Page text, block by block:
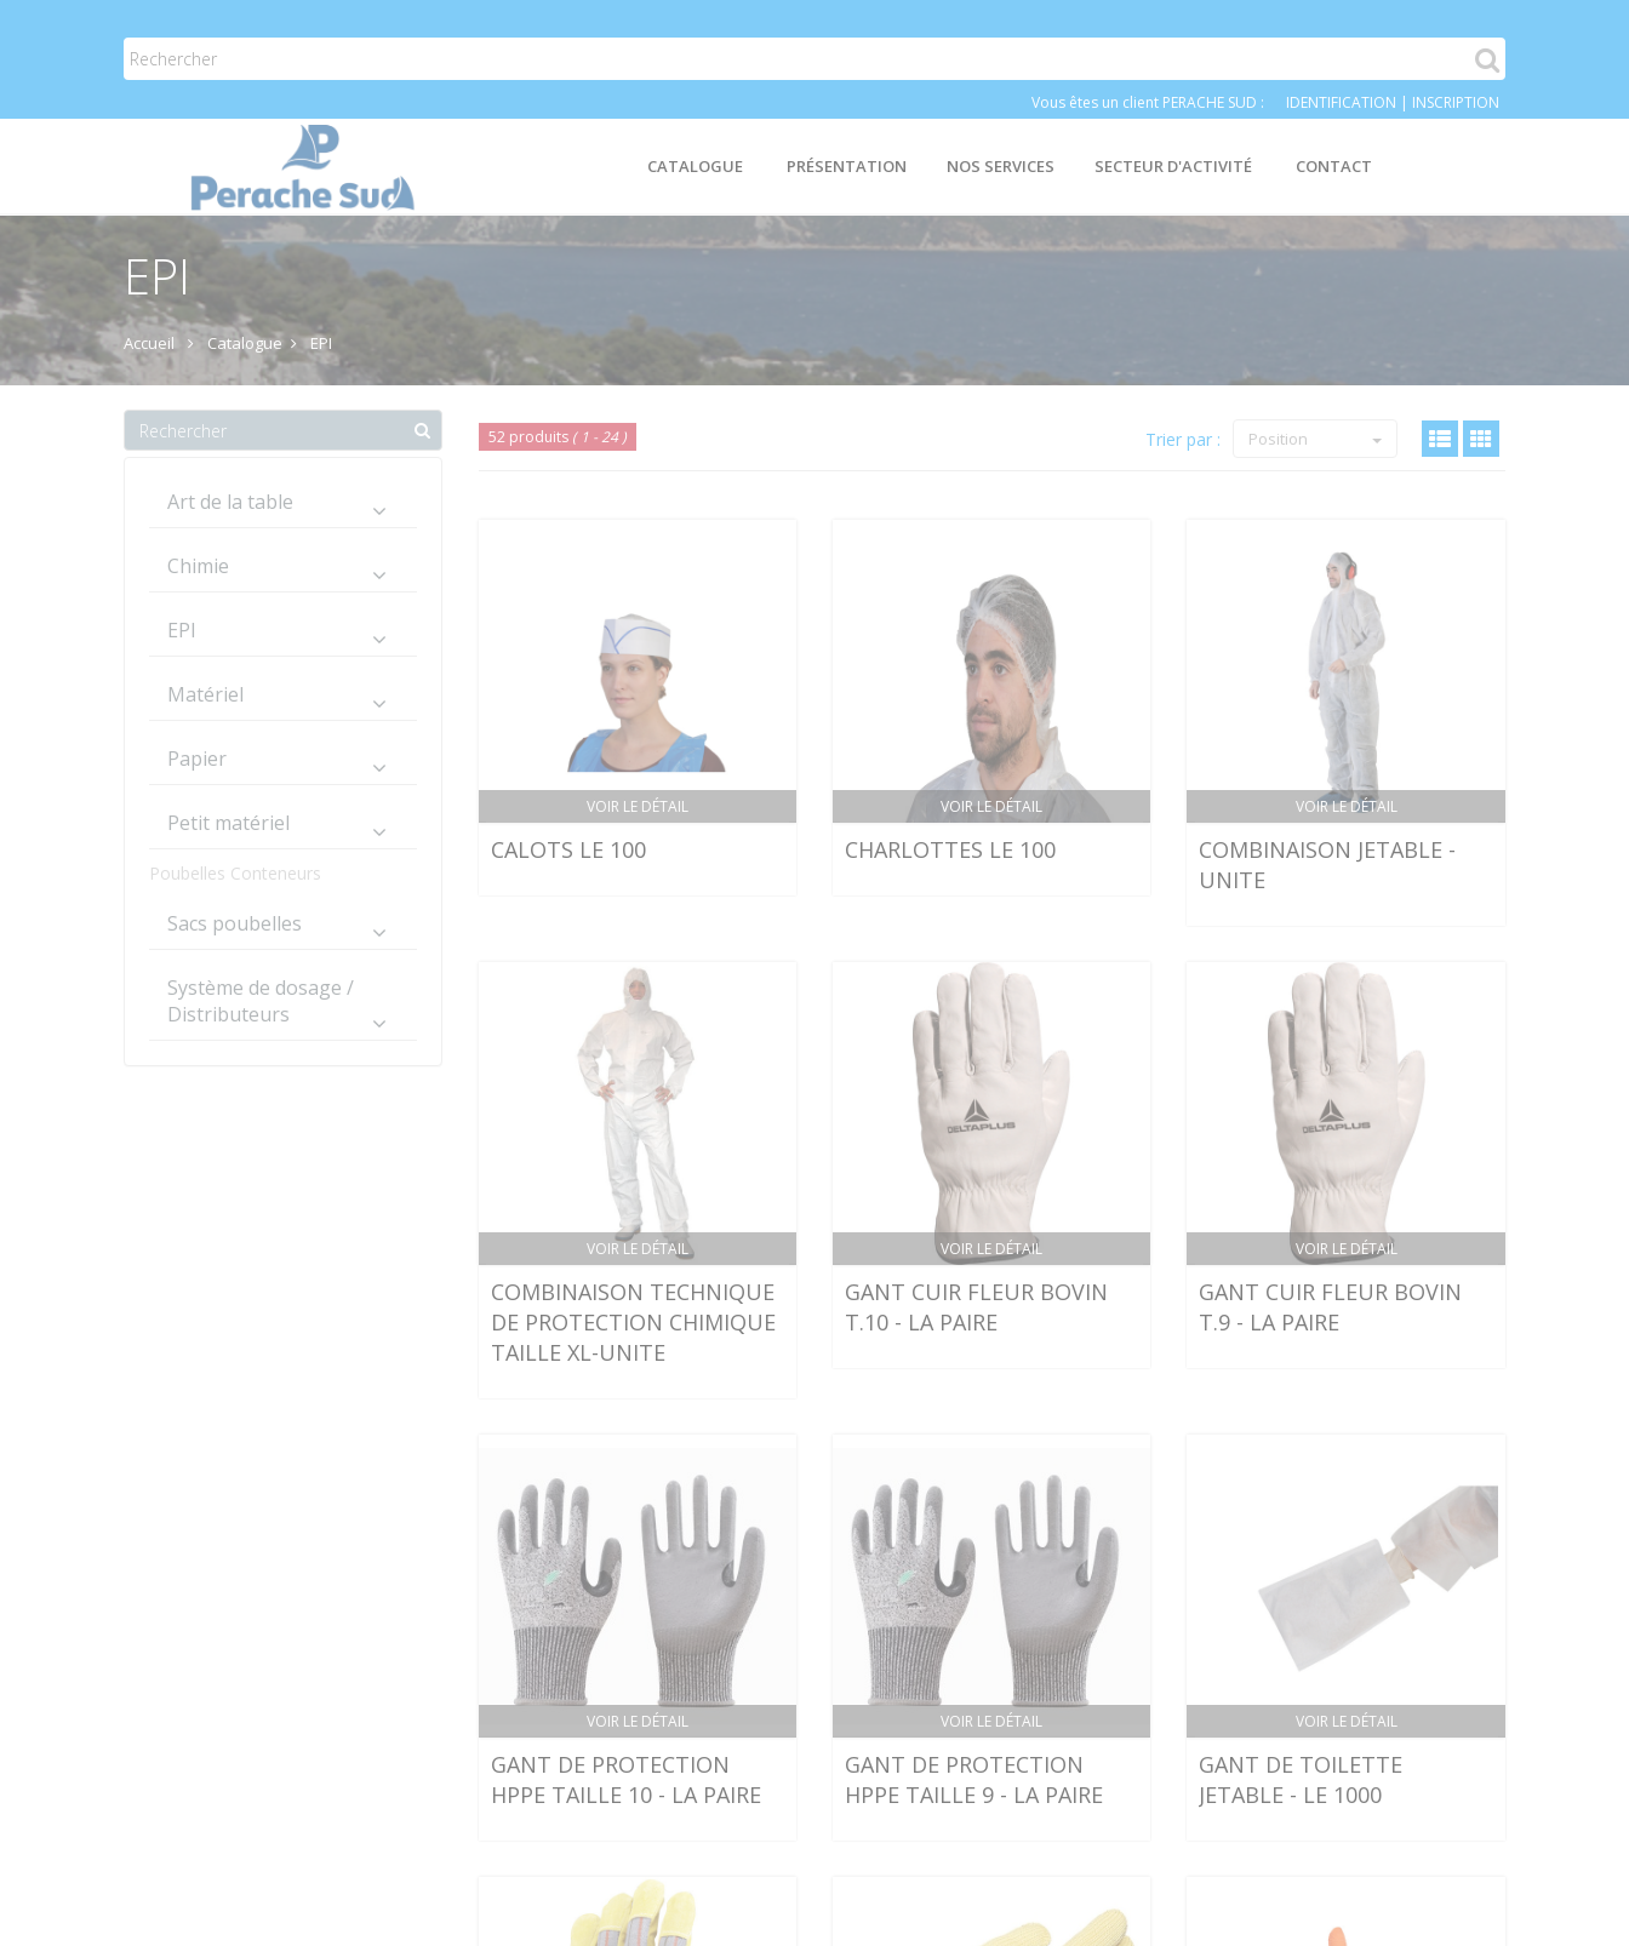
Vous êtes un client PERACHE SUD : IDENTIFICATION | INSCRIPTION
CATALOGUE PRÉSENTATION NOS SERVICES SECTEUR D'ACTIVITÉ CONTACT
EPI
Accueil Catalogue EPI
Art de la table
Chimie
EPI
Matériel
Papier
Petit matériel
Poubelles Conteneurs
Sacs poubelles
Système de dosage /
Distributeurs
52 produits ( 1 - 24 ) Trier par : Position
VOIR LE DÉTAIL
CALOTS LE 100
VOIR LE DÉTAIL
CHARLOTTES LE 100
VOIR LE DÉTAIL
COMBINAISON JETABLE -
UNITE
VOIR LE DÉTAIL
COMBINAISON TECHNIQUE
DE PROTECTION CHIMIQUE
TAILLE XL-UNITE
VOIR LE DÉTAIL
GANT CUIR FLEUR BOVIN
T.10 - LA PAIRE
VOIR LE DÉTAIL
GANT CUIR FLEUR BOVIN
T.9 - LA PAIRE
VOIR LE DÉTAIL
GANT DE PROTECTION
HPPE TAILLE 10 - LA PAIRE
VOIR LE DÉTAIL
GANT DE PROTECTION
HPPE TAILLE 9 - LA PAIRE
VOIR LE DÉTAIL
GANT DE TOILETTE
JETABLE - LE 1000